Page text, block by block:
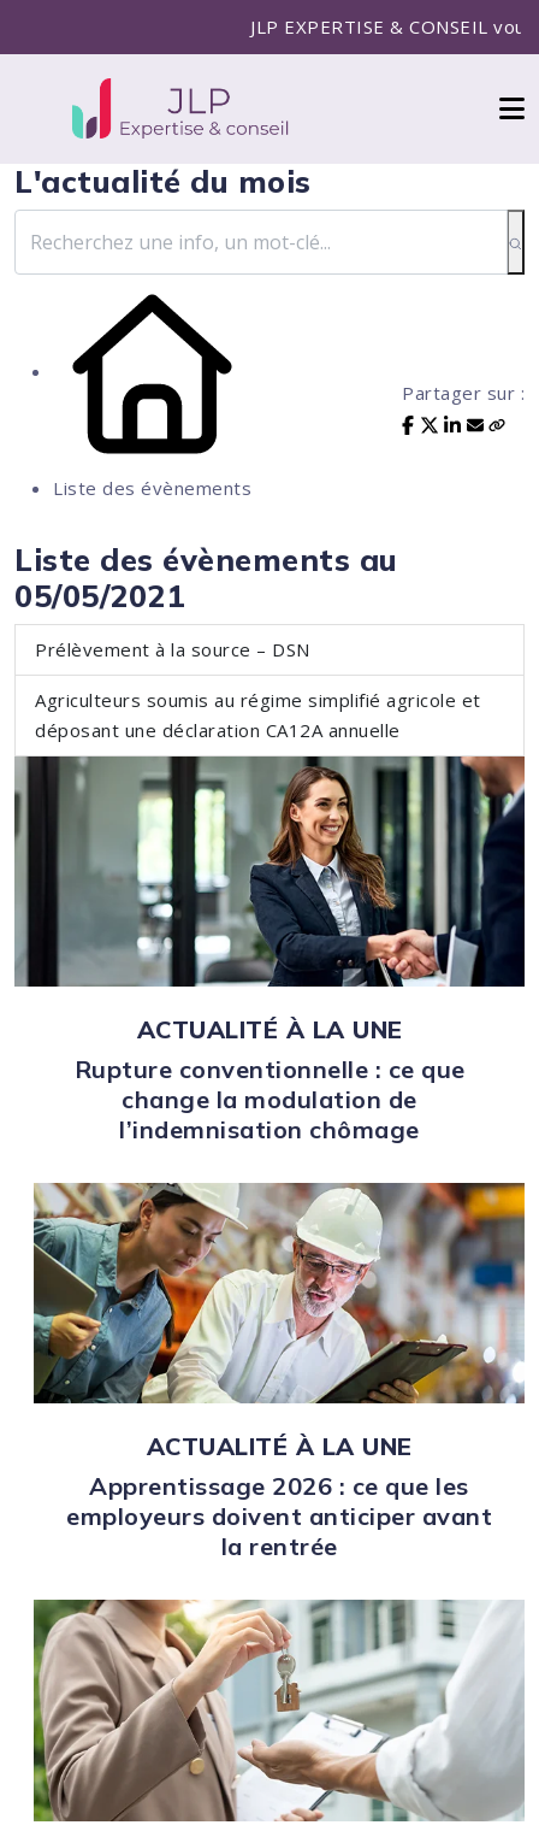
JLP EXPERTISE & CONSEIL vous
L'actualité du mois
Liste des évènements
Partager sur :
Liste des évènements au
05/05/2021
Prélèvement à la source – DSN
Agriculteurs soumis au régime simplifié agricole et
déposant une déclaration CA12A annuelle
ACTUALITÉ À LA UNE
Rupture conventionnelle : ce que
change la modulation de
l’indemnisation chômage
ACTUALITÉ À LA UNE
Apprentissage 2026 : ce que les
employeurs doivent anticiper avant
la rentrée